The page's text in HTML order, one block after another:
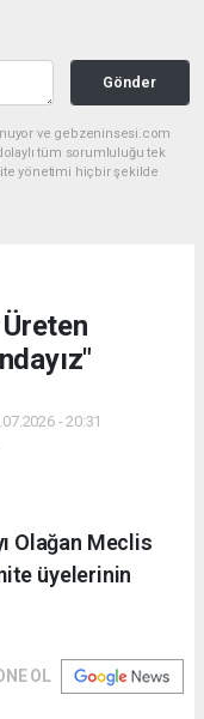
Gönder
ve gebzeninsesi.com
tüm sorumluluğu tek
yönetimi hiçbir şekilde
- 20:31
Olağan Meclis
üyelerinin
OL